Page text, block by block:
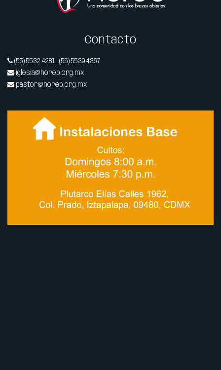
Contacto
(55) 5532 4281 | (55) 5539 4367
iglesia@horeb.org.mx
pastor@horeb.org.mx